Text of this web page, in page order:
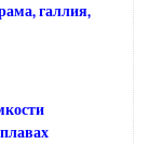
галлия,